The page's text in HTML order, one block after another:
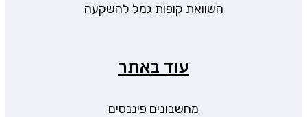
השוואת קופות גמל להשקעה
עוד באתר
מחשבונים פיננסים